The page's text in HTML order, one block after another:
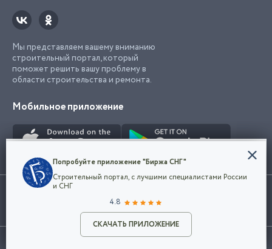
Разместить объявление
Мы представляем вашему вниманию
строительный портал, который
поможет решить вашу проблему в
области строительства и ремонта.
Мобильное приложение
Использование сайта, в том числе подача объявлений, означает
марки представленные на сайте являются собственностью их
©2026Биржа СНГ
Конфиденциальность
Мы используем файлы cookie, чтобы сделать
наш сайт удобным для каждого
Политикой конфиденциальности компании
и принимаете условия использования cookie.
Попробуйте приложение "Биржа СНГ"
Строительный портал, с лучшими специалистами России
и СНГ
4.8
СКАЧАТЬ ПРИЛОЖЕНИЕ